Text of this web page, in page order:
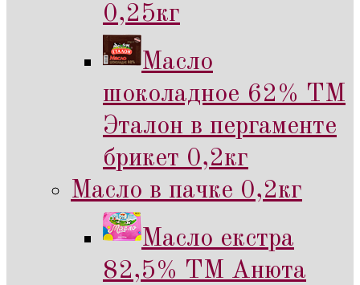
0,25кг
Масло
шоколадное 62% ТМ
Эталон в пергаменте
брикет 0,2кг
Масло в пачке 0,2кг
Масло екстра
82,5% ТМ Анюта